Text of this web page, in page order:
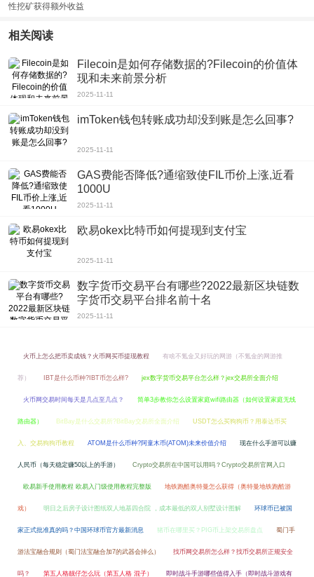
性挖矿获得额外收益
相关阅读
Filecoin是如何存储数据的?Filecoin的价值体
现和未来前景分析
2025-11-11
imToken钱包转账成功却没到账是怎么回事?
2025-11-11
GAS费能否降低?通缩致使FIL币价上涨,近看
1000U
2025-11-11
欧易okex比特币如何提现到支付宝
2025-11-11
数字货币交易平台有哪些?2022最新区块链数
字货币交易平台排名前十名
2025-11-11
火币上怎么把币卖成钱？火币网买币提现教程 有啥不氪金又好玩的网游（不氪金的网游推
荐） IBT是什么币种?IBT币怎么样? jex数字货币交易平台怎么样？jex交易所全面介绍
火币网交易时间每天是几点至几点？ 简单3步教你怎么设置家庭wifi路由器（如何设置家庭无线
路由器） BitBay是什么交易所?BitBay交易所全面介绍 USDT怎么买狗狗币？用泰达币买
入、交易狗狗币教程 ATOM是什么币种?阿童木币(ATOM)未来价值介绍 现在什么手游可以赚
人民币（每天稳定赚50以上的手游） Crypto交易所在中国可以用吗？Crypto交易所官网入口
欧易新手使用教程 欧易入门级使用教程完整版 地铁跑酷奥特曼怎么获得（奥特曼地铁跑酷游
戏） 明日之后房子设计图纸双人地基四合院 ，成本最低的双人别墅设计图解 环球币已被国
家正式批准真的吗？中国环球币官方最新消息 猪币在哪里买？PIG币上架交易所盘点 蜀门手
游法宝融合规则（蜀门法宝融合加7的武器会掉么） 找币网交易所怎么样？找币交易所正规安全
吗？ 第五人格靓仔怎么玩（第五人格 混子） 即时战斗手游哪些值得入手（即时战斗游戏有